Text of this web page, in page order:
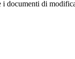
documenti di